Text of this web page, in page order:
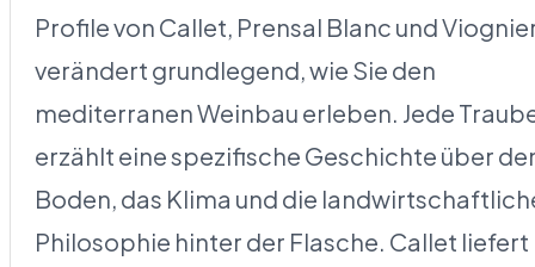
Profile von Callet, Prensal Blanc und
verändert grundlegend, wie Sie den
mediterranen Weinbau erleben. Jede
erzählt eine spezifische Geschichte über
Boden, das Klima und die
Philosophie hinter der Flasche. Callet liefert